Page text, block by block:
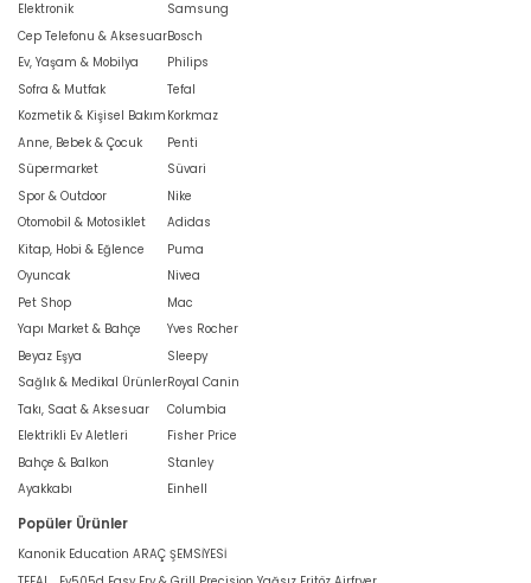
Elektronik
Cep Telefonu & Aksesuar
Ev, Yaşam & Mobilya
Sofra & Mutfak
Kozmetik & Kişisel Bakım
Anne, Bebek & Çocuk
Süpermarket
Spor & Outdoor
Otomobil & Motosiklet
Kitap, Hobi & Eğlence
Oyuncak
Pet Shop
Yapı Market & Bahçe
Beyaz Eşya
Sağlık & Medikal Ürünler
Takı, Saat & Aksesuar
Elektrikli Ev Aletleri
Bahçe & Balkon
Ayakkabı
Samsung
Bosch
Philips
Tefal
Korkmaz
Penti
Süvari
Nike
Adidas
Puma
Nivea
Mac
Yves Rocher
Sleepy
Royal Canin
Columbia
Fisher Price
Stanley
Einhell
Popüler Ürünler
Kanonik Education ARAÇ ŞEMSİYESİ